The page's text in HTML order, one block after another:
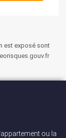
est exposé sont
ou la